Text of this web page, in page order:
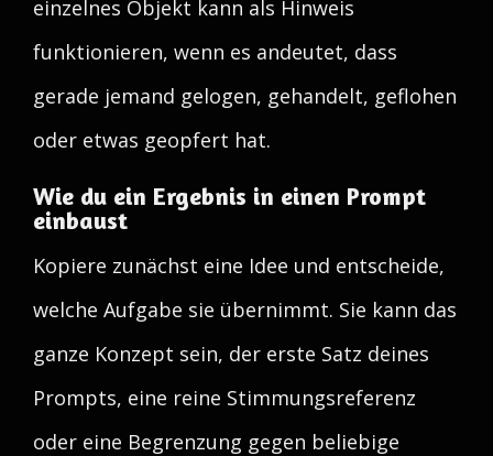
einzelnes Objekt kann als Hinweis
funktionieren, wenn es andeutet, dass
gerade jemand gelogen, gehandelt, geflohen
oder etwas geopfert hat.
Wie du ein Ergebnis in einen Prompt
einbaust
Kopiere zunächst eine Idee und entscheide,
welche Aufgabe sie übernimmt. Sie kann das
ganze Konzept sein, der erste Satz deines
Prompts, eine reine Stimmungsreferenz
oder eine Begrenzung gegen beliebige